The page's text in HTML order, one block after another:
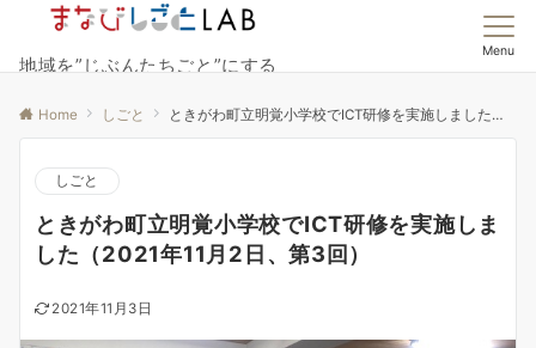
地域を”じぶんたちごと”にする
Menu
Home しごと ときがわ町立明覚小学校でICT研修を実施しました（2021年11月2日、第3回）
しごと
ときがわ町立明覚小学校でICT研修を実施しま
した（2021年11月2日、第3回）
2021年11月3日